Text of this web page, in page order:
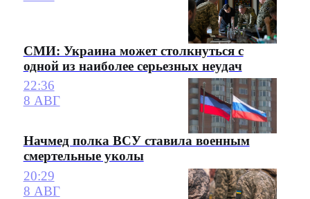
СМИ: Украина может столкнуться с
одной из наиболее серьезных неудач
22:36
8 АВГ
Начмед полка ВСУ ставила военным
смертельные уколы
20:29
8 АВГ